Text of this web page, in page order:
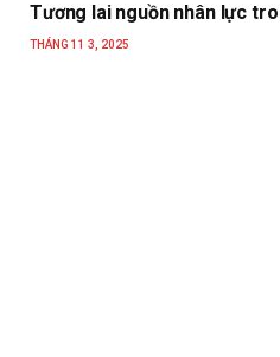
Tương lai nguồn nhân lực
THÁNG 11 3, 2025